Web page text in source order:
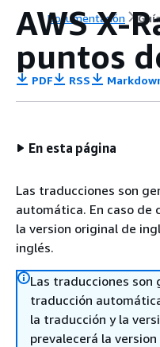
Documentación
AWS X-
puntos
PDF RSS
En esta página
Las traducciones son
automática. En caso
la version original de
inglés.
Las traducciones son
traducción
la traducción y la
prevalecerá la